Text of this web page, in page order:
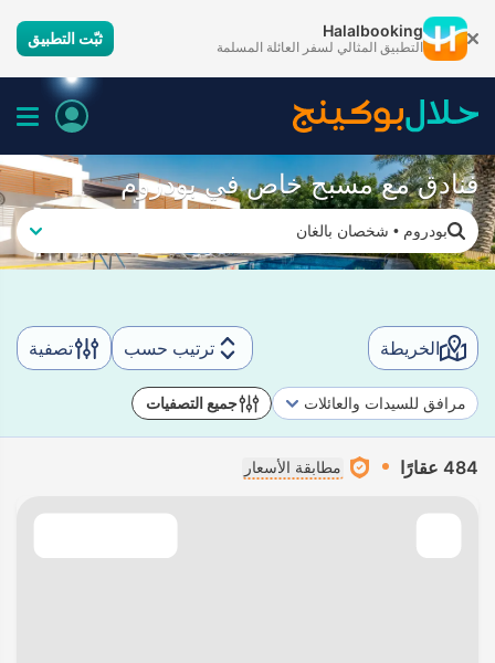
Halalbooking
التطبيق المثالي لسفر العائلة المسلمة ثبّت التطبيق
فنادق مع مسبح خاص في بودروم
بودروم • شخصان بالغان
الخريطة ترتيب حسب تصفية
مرافق للسيدات والعائلات جميع التصفيات
484 عقارًا مطابقة الأسعار